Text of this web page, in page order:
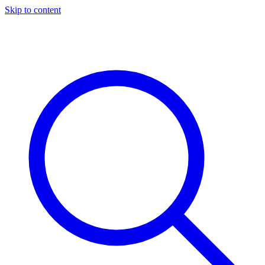
Skip to content